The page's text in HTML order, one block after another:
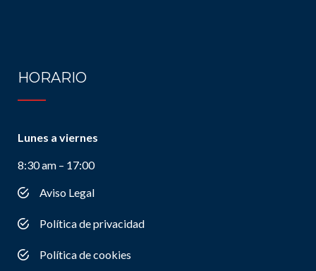
HORARIO
Lunes a viernes
8:30 am – 17:00
Aviso Legal
Política de privacidad
Política de cookies